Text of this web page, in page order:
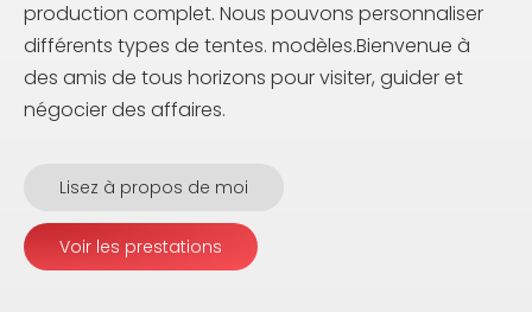
production complet. Nous pouvons personnaliser
différents types de tentes. modèles.Bienvenue à
des amis de tous horizons pour visiter, guider et
négocier des affaires.
Lisez à propos de moi
Voir les prestations